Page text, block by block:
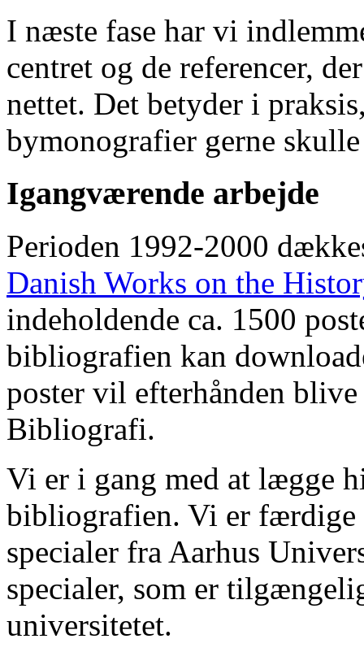
I næste fase har vi
centret og de referencer,
nettet. Det betyder i
bymonografier gerne
Igangværende arbejde
Perioden 1992-2000
Danish Works on the
indeholdende ca. 1500
bibliografien kan
poster vil efterhånden
Bibliografi.
Vi er i gang med at lægge
bibliografien. Vi er færdige
specialer fra Aarhus
specialer, som er
universitetet.